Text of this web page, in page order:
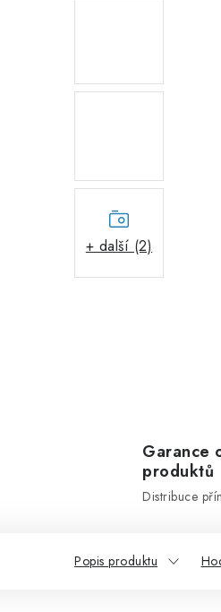
+ další (2)
Garance
produktů
Distribuce
Popis produktu